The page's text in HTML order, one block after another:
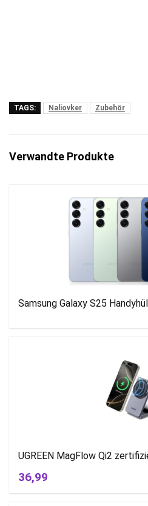
TAGS: Naliovker Zubehör
Verwandte Produkte
Samsung Galaxy S25
UGREEN MagFlow Qi2
36,99